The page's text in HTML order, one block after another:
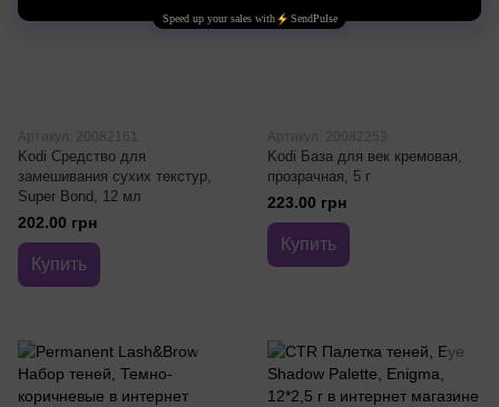
Артикул: 20082161
Kodi Средство для
замешивания сухих текстур,
Super Bond, 12 мл
202.00 грн
Купить
Артикул: 20082253
Kodi База для век кремовая,
прозрачная, 5 г
223.00 грн
Купить